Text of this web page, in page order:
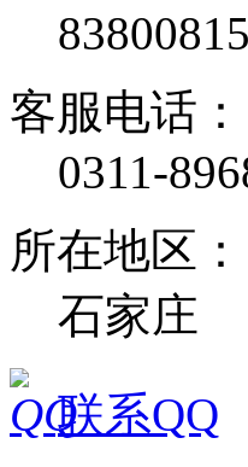
客服电话：
0311-
所在地区：
石家庄
联系QQ